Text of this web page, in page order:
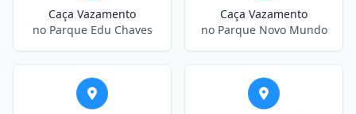
Caça Vazamento
no Parque Edu Chaves
Caça Vazamento
no Parque Novo Mundo